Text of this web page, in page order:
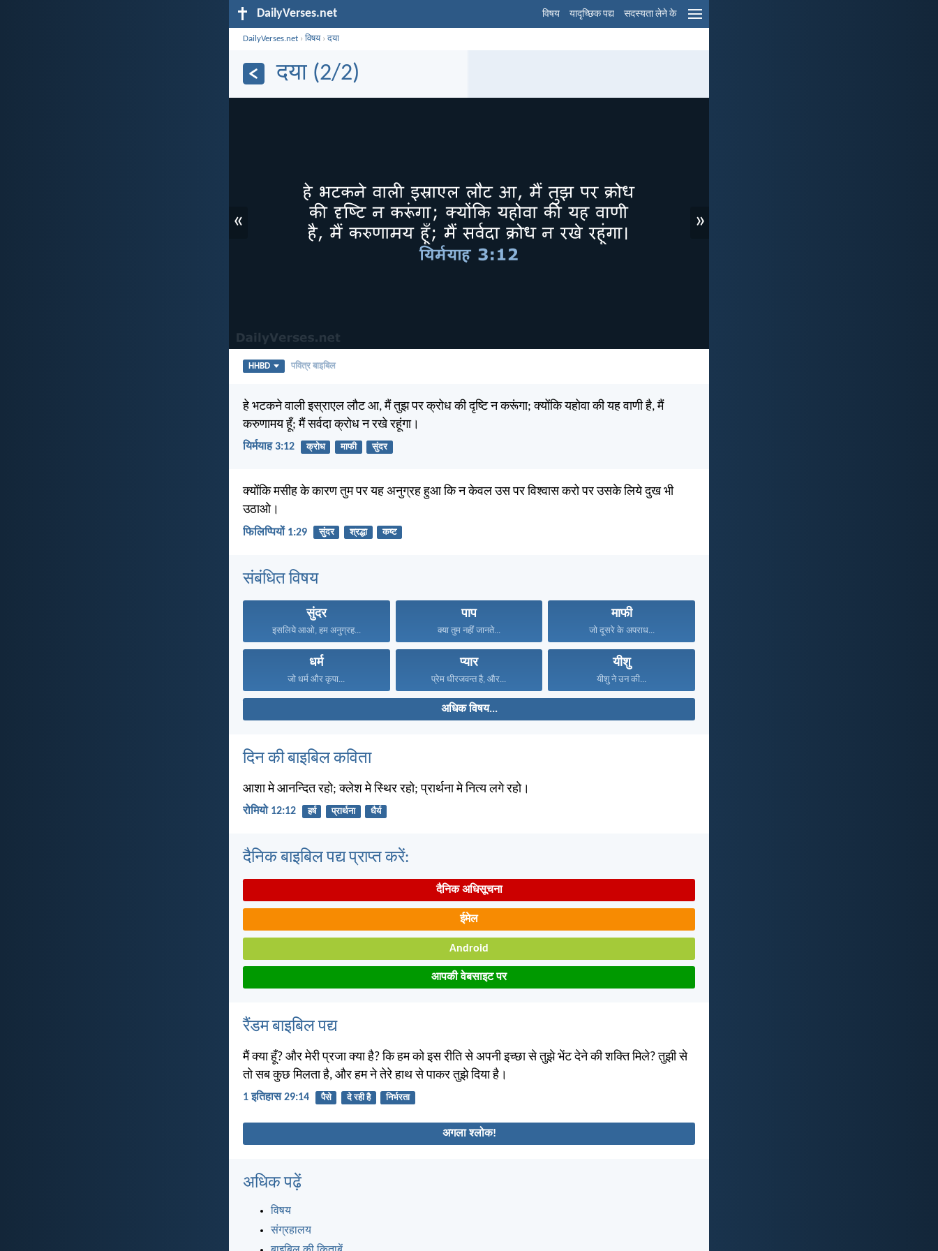
DailyVerses.net विषय यादृच्छिक पद्य सदस्यता लेने के
DailyVerses.net ›विषय›दया
दया (2/2)
« »
HHBD पवित्र बाइबिल
हे भटकने वाली इस्राएल लौट आ, मैं तुझ पर क्रोध की दृष्टि न करूंगा; क्योंकि यहोवा की यह वाणी है, मैं
करुणामय हूँ; मैं सर्वदा क्रोध न रखे रहूंगा।
यिर्मयाह 3:12 क्रोध माफी सुंदर
क्योंकि मसीह के कारण तुम पर यह अनुग्रह हुआ कि न केवल उस पर विश्वास करो पर उसके लिये दुख भी
उठाओ।
फिलिप्पियों 1:29 सुंदर श्रद्धा कष्ट
संबंधित विषय
सुंदर
इसलिये आओ, हम अनुग्रह...
पाप
क्या तुम नहीं जानते...
माफी
जो दूसरे के अपराध...
धर्म
जो धर्म और कृपा...
प्यार
प्रेम धीरजवन्त है, और...
यीशु
यीशु ने उन की...
अधिक विषय...
दिन की बाइबिल कविता
आशा मे आनन्दित रहो; क्लेश मे स्थिर रहो; प्रार्थना मे नित्य लगे रहो।
रोमियो 12:12 हर्ष प्रार्थना धैर्य
दैनिक बाइबिल पद्य प्राप्त करें:
दैनिक अधिसूचना
ईमेल
Android
आपकी वेबसाइट पर
रैंडम बाइबिल पद्य
मैं क्या हूँ? और मेरी प्रजा क्या है? कि हम को इस रीति से अपनी इच्छा से तुझे भेंट देने की शक्ति मिले? तुझी से
तो सब कुछ मिलता है, और हम ने तेरे हाथ से पाकर तुझे दिया है।
1 इतिहास 29:14 पैसे दे रही है निर्भरता
अगला श्लोक!
अधिक पढ़ें
विषय
संग्रहालय